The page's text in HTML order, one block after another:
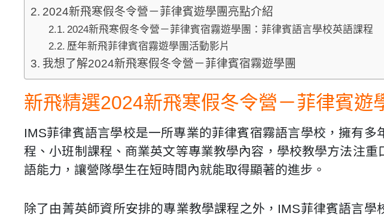
2024新飛寒假冬令營－菲律賓遊學團亮點介紹
2024新飛寒假冬令營－菲律賓宿霧遊學團：菲律賓語言學校英語課程
歷年新飛菲律賓宿霧遊學團活動影片
我想了解2024新飛寒假冬令營－菲律賓宿霧遊學團
新飛精選2024新飛寒假冬令營－菲律賓遊
IMS菲律賓語言學校是一所專業的菲律賓宿霧語言學校，擁有
程、小班制課程、商業英文等專業教學內容，學校教學方法注
語能力，讓營隊學生在短時間內就能取得顯著的進步。
除了由菁英師資所安排的專業教學課程之外，IMS菲律賓語言